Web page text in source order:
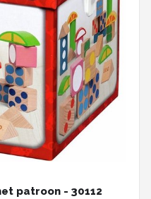
patroon - 30112